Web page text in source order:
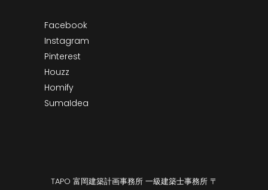
Facebook
Instagram
Pinterest
Houzz
Homify
SumaIdea
TAPO 富岡建築計画事務所 一級建築士事務所 〒